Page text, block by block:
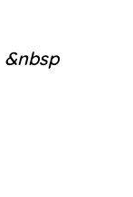
&nbsp